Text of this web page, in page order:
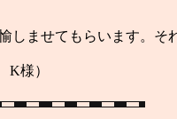
愉しませてもらいま